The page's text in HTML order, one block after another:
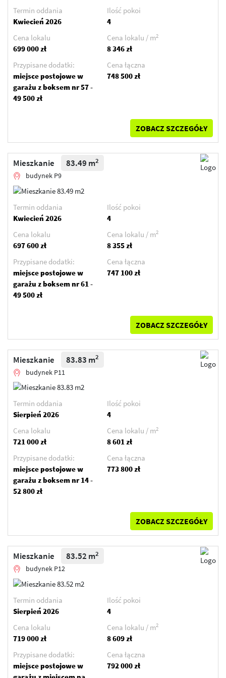
Termin oddania
Kwiecień 2026
Ilość pokoi
4
Cena lokalu
699 000 zł
Cena lokalu / m2
8 346 zł
Przypisane dodatki:
miejsce postojowe w
garażu z boksem nr 57 -
49 500 zł
Cena łączna
748 500 zł
ZOBACZ SZCZEGÓŁY
Mieszkanie 83.49 m2
budynek P9
Termin oddania
Kwiecień 2026
Ilość pokoi
4
Cena lokalu
697 600 zł
Cena lokalu / m2
8 355 zł
Przypisane dodatki:
miejsce postojowe w
garażu z boksem nr 61 -
49 500 zł
Cena łączna
747 100 zł
ZOBACZ SZCZEGÓŁY
Mieszkanie 83.83 m2
budynek P11
Termin oddania
Sierpień 2026
Ilość pokoi
4
Cena lokalu
721 000 zł
Cena lokalu / m2
8 601 zł
Przypisane dodatki:
miejsce postojowe w
garażu z boksem nr 14 -
52 800 zł
Cena łączna
773 800 zł
ZOBACZ SZCZEGÓŁY
Mieszkanie 83.52 m2
budynek P12
Termin oddania
Sierpień 2026
Ilość pokoi
4
Cena lokalu
719 000 zł
Cena lokalu / m2
8 609 zł
Przypisane dodatki:
miejsce postojowe w
Cena łączna
792 000 zł